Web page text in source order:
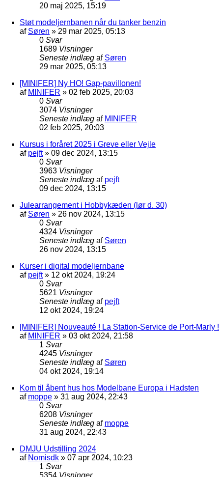
20 maj 2025, 15:19
Støt modeljernbanen når du tanker benzin
af Søren » 29 mar 2025, 05:13
0 Svar
1689 Visninger
Seneste indlæg af Søren
29 mar 2025, 05:13
[MINIFER] Ny HO! Gap-pavillonen!
af MINIFER » 02 feb 2025, 20:03
0 Svar
3074 Visninger
Seneste indlæg af MINIFER
02 feb 2025, 20:03
Kursus i foråret 2025 i Greve eller Vejle
af pejft» 09 dec 2024, 13:15
0 Svar
3963 Visninger
Seneste indlæg af pejft
09 dec 2024, 13:15
Julearrangement i Hobbykæden (lør d. 30)
af Søren » 26 nov 2024, 13:15
0 Svar
4324 Visninger
Seneste indlæg af Søren
26 nov 2024, 13:15
Kurser i digital modeljernbane
af pejft» 12 okt 2024, 19:24
0 Svar
5621 Visninger
Seneste indlæg af pejft
12 okt 2024, 19:24
[MINIFER] Nouveauté ! La Station-Service de Port-Marly !
af MINIFER » 03 okt 2024, 21:58
1 Svar
4245 Visninger
Seneste indlæg af Søren
04 okt 2024, 19:14
Kom til åbent hus hos Modelbane Europa i Hadsten
af moppe » 31 aug 2024, 22:43
0 Svar
6208 Visninger
Seneste indlæg af moppe
31 aug 2024, 22:43
DMJU Udstilling 2024
af Nomisdk » 07 apr 2024, 10:23
1 Svar
5354 Visninger